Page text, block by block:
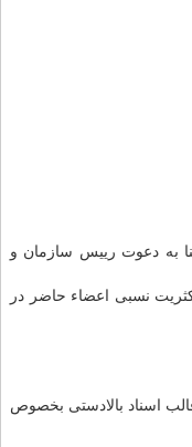
به دعوت رییس سازمان و
نسبی اعضاء حاضر در
اسناد بالادستی بخصوص